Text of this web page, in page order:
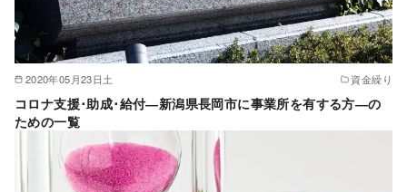
2020年05月23日土 資金繰り
コロナ支援･助成･給付―新潟県長岡市に事業所を有する方―の
ための一覧